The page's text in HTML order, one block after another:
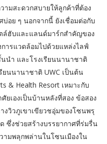
ามสะดวกสบายให้ลูกค้าที่ต้อง
บ่อย ๆ นอกจากนี้ ยังเชื่อมต่อกับ
ล์ฮับและแลนด์มาร์กสำคัญของ
ารแวดล้อมไปด้วยแหล่งไลฟ์
นำ และโรงเรียนนานาชาติ
ยนนานาชาติ UWC เป็นต้น
& Health Resort เหมาะกับ
ยเองเป็นบ้านหลังที่สอง ข้อสอง
วิวภูเขาเขียวชอุ่มของโซนพรุ
ซึ่งช่วยสร้างบรรยากาศที่ร่มรื่น
ามพลุกพล่านในโซนเมืองใน